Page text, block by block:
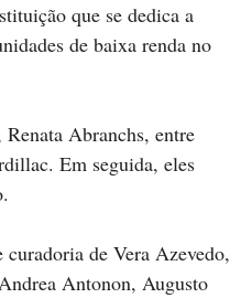
que se dedica a
de baixa renda no
Abranchs, entre
Em seguida, eles
de Vera Azevedo,
Antonon, Augusto